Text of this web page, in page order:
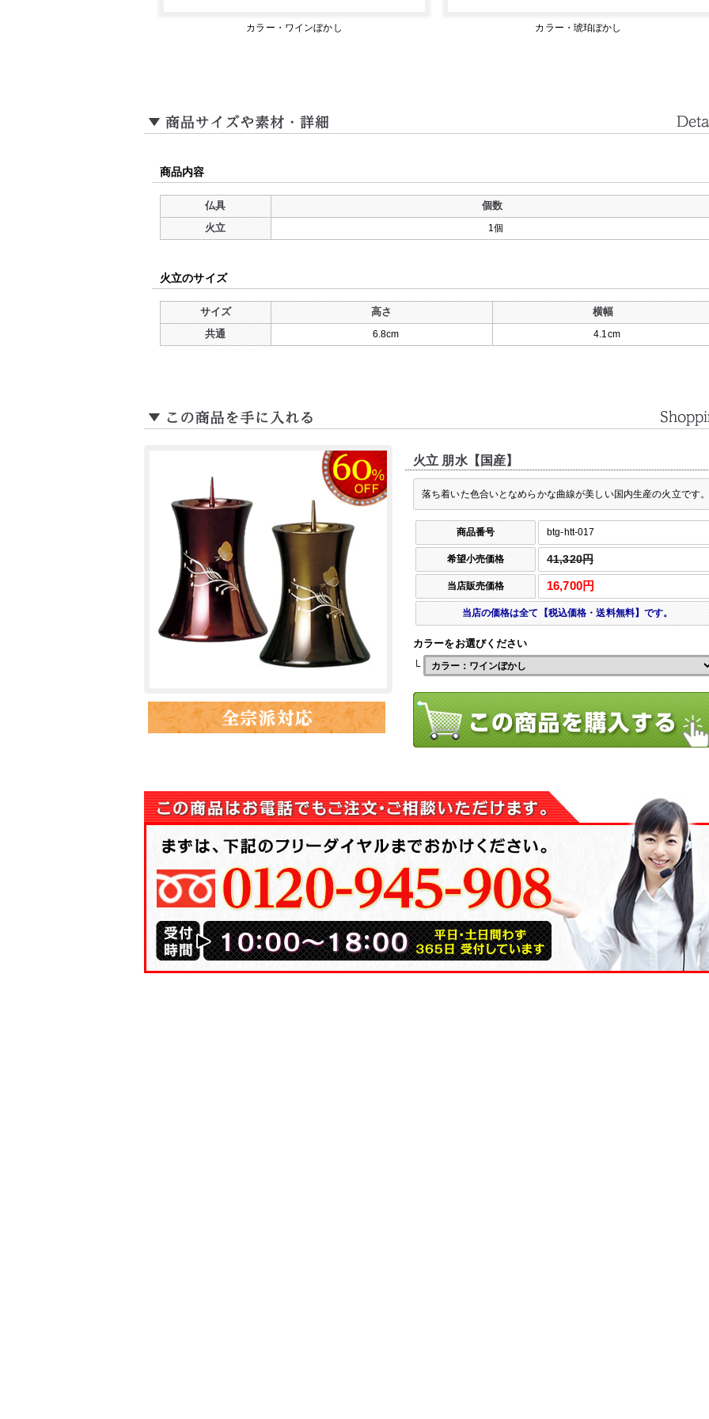
カラー・ワインぼかし カラー・琥珀ぼかし
商品内容
仏具
個数
火立
1個
火立のサイズ
サイズ 高さ
横幅
共通
6.8cm 4.1cm
火立 朋水【国産】
落ち着いた色合いとなめらかな曲線が美しい国内生産の火立です
商品番号 btg-htt-017
希望小売価格 41,320円
当店販売価格 16,700円
当店の価格は全て【税込価格・送料無料】です。
カラーをお選びください
└